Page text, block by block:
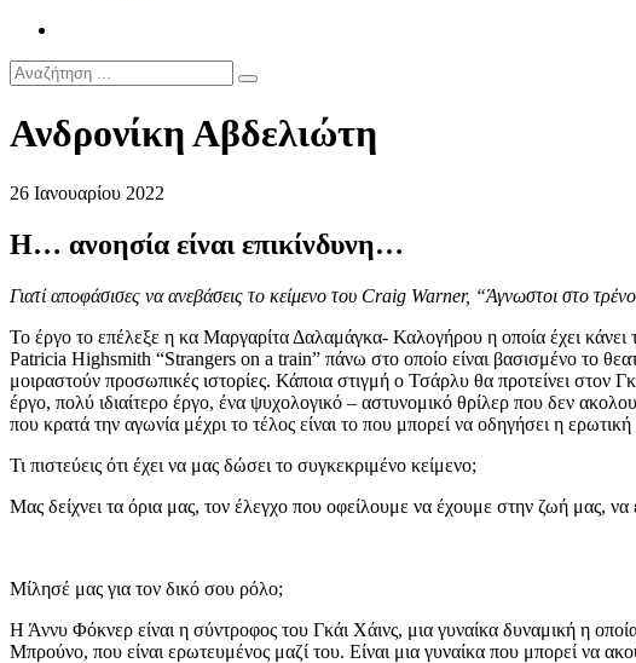
Ανδρονίκη Αβδελιώτη
26 Ιανουαρίου 2022
Η… ανοησία είναι επικίνδυνη…
Γιατί αποφάσισες να ανεβάσεις το κείμενο του Craig Warner, “Άγνωστοι στο
Το έργο το επέλεξε η κα Μαργαρίτα Δαλαμάγκα- Καλογήρου η οποία έχει
Patricia Highsmith “Strangers on a train” πάνω στο οποίο είναι βασισμένο το
μοιραστούν προσωπικές ιστορίες. Κάποια στιγμή ο Τσάρλυ θα προτείνει
έργο, πολύ ιδιαίτερο έργο, ένα ψυχολογικό – αστυνομικό θρίλερ που δεν
που κρατά την αγωνία μέχρι το τέλος είναι το που μπορεί να οδηγήσει η
Τι πιστεύεις ότι έχει να μας δώσει το συγκεκριμένο κείμενο;
Μας δείχνει τα όρια μας, τον έλεγχο που οφείλουμε να έχουμε στην ζωή μας,
Μίλησέ μας για τον δικό σου ρόλο;
Η Άννυ Φόκνερ είναι η σύντροφος του Γκάι Χάινς, μια γυναίκα δυναμική η
Μπρούνο, που είναι ερωτευμένος μαζί του. Είναι μια γυναίκα που μπορεί να